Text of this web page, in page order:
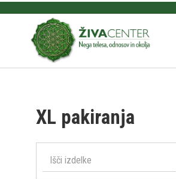
XL pakiranja